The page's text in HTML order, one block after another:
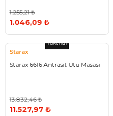
1.255,21 ₺
1.046,09 ₺
Tükendi
Starax
Starax 6616 Antrasit Ütü Masası
13.832,46 ₺
11.527,97 ₺